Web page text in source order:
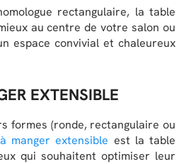
rectangulaire, la table
au centre de votre salon ou
espace convivial et chaleureux
EXTENSIBLE
formes (ronde, rectangulaire ou
manger extensible est la table
qui souhaitent optimiser leur